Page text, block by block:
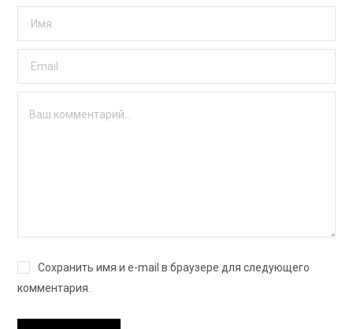
Сохранить имя и e-mail в браузере для следующего
комментария.